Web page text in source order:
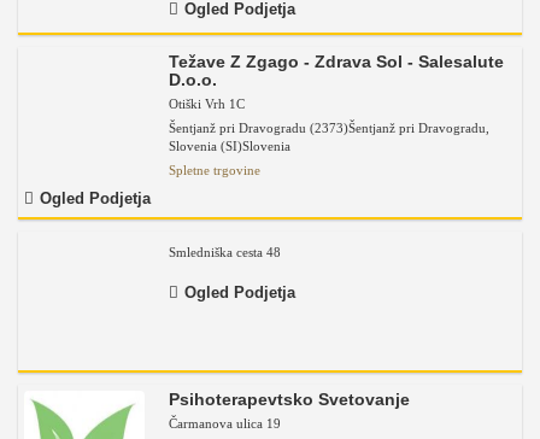
Ogled Podjetja
Težave Z Zgago - Zdrava Sol - Salesalute
D.o.o.
Otiški Vrh 1C
Šentjanž pri Dravogradu (2373)Šentjanž pri Dravogradu
Slovenia (SI)Slovenia
Spletne trgovine
Ogled Podjetja
Smledniška cesta 48
Ogled Podjetja
Psihoterapevtsko Svetovanje
Čarmanova ulica 19